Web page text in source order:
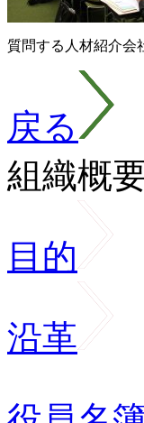
質問する人材紹介会
戻る
組織概
目的
沿革